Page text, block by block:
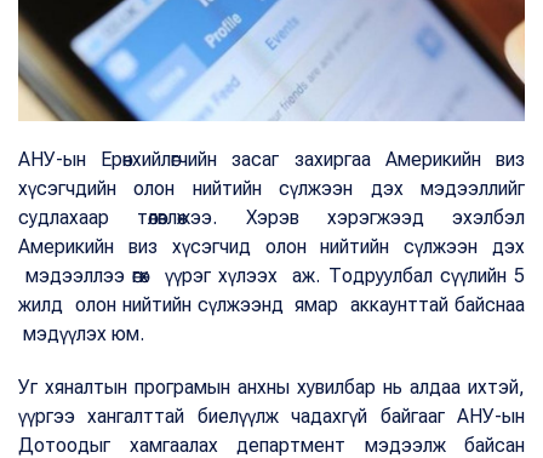
АНУ-ын Ерөнхийлөгчийн засаг захиргаа Америкийн виз
хүсэгчдийн олон нийтийн сүлжээн дэх мэдээллийг
судлахаар төлөвлөжээ. Хэрэв хэрэгжээд эхэлбэл
Америкийн виз хүсэгчид олон нийтийн сүлжээн дэх
мэдээллээ өгөх үүрэг хүлээх аж. Тодруулбал сүүлийн 5
жилд олон нийтийн сүлжээнд ямар аккаунттай байснаа
мэдүүлэх юм.
Уг хяналтын програмын анхны хувилбар нь алдаа ихтэй,
үүргээ хангалттай биелүүлж чадахгүй байгааг АНУ-ын
Дотоодыг хамгаалах департмент мэдээлж байсан